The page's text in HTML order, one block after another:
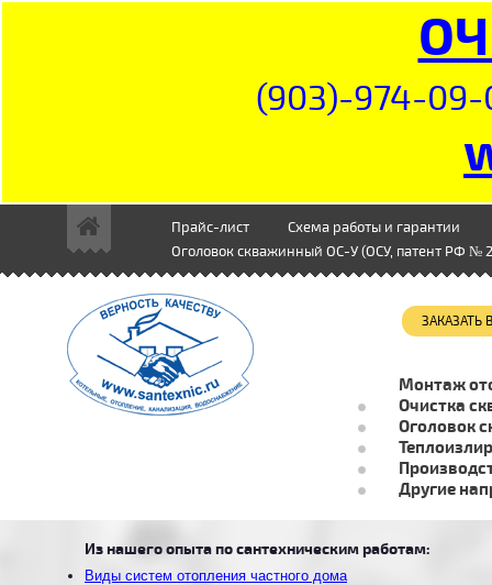
(903)-974-09-
Прайс-лист
Схема работы и гарантии
Оголовок скважинный ОС-У (ОСУ, патент РФ №
Монтаж
Очистка
Оголовок
Другие
Из нашего опыта по сантехническим работам:
Виды систем отопления частного дома